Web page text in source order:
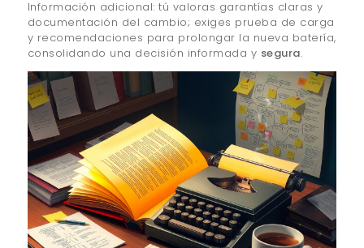
Información adicional: tú valoras garantías claras y
documentación del cambio; exiges prueba de carga
y recomendaciones para prolongar la nueva batería,
consolidando una decisión informada y segura.